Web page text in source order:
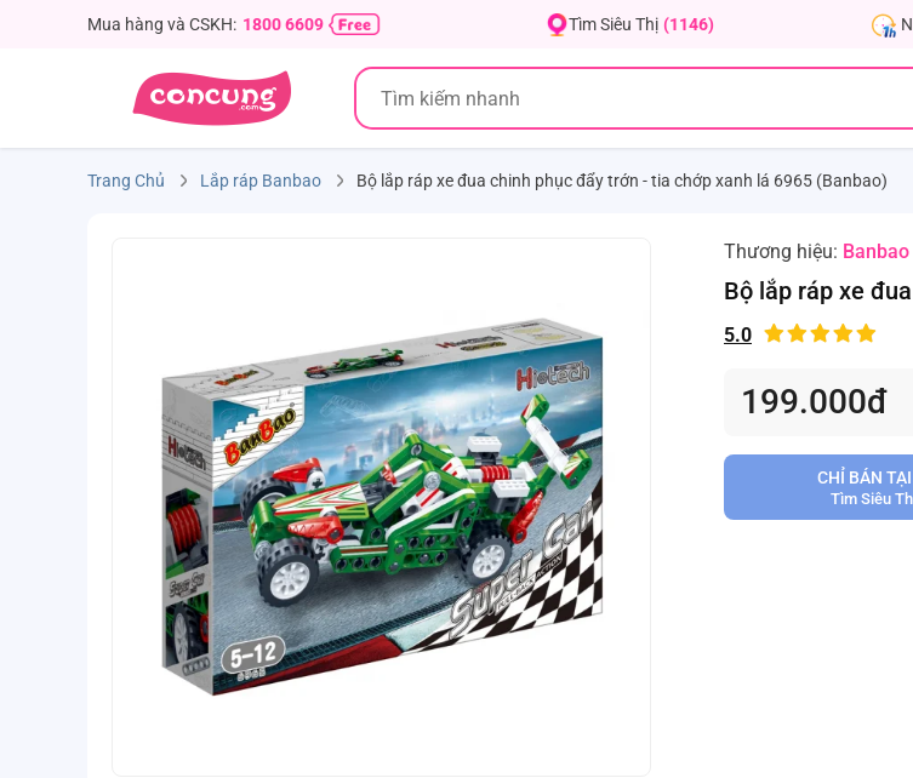
Mua hàng và CSKH: 1800 6609 Tìm Siêu Thị (1146)
Trang Chủ Lắp ráp Banbao Bộ lắp ráp xe đua chinh phục đẩy trớn - tia chớp xanh lá 6965 (Banbao)
Thương hiệu: Banbao
Bộ lắp ráp xe
5.0
199.000đ
CHỈ BÁN
Tìm Siêu